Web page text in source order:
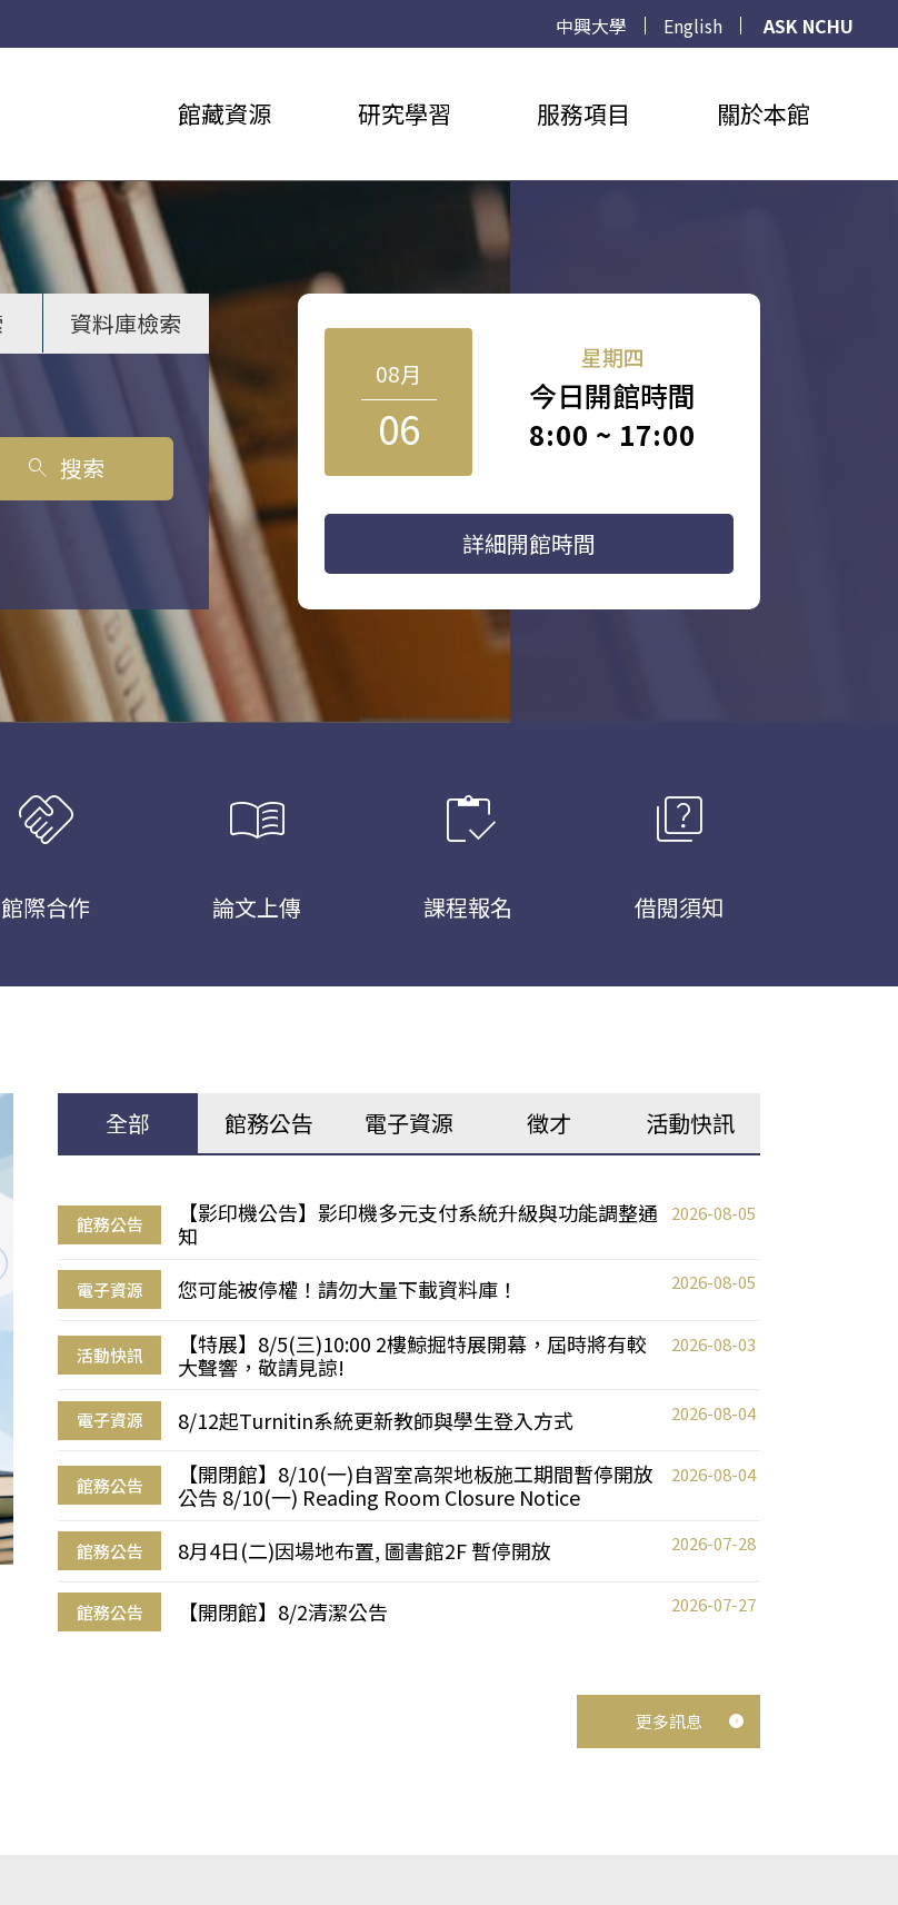
中興大學 English
ASK NCHU
館藏資源 研究學習 服務項目 關於本館
資料庫檢索
search 搜索
08月
06
星期四
今日開館時間
8:00 ~ 17:00
詳細開館時間
handshake
館際合作
menu_book
論文上傳
inventory
課程報名
quiz
借閱須知
全部 館務公告 電子資源 徵才 活動快訊
館務公告
【影印機公告】影印機多元支付系統升級與功能調整通
知
2026-08-05
電子資源 您可能被停權！請勿大量下載資料庫！ 2026-08-05
活動快訊
【特展】8/5(三)10:00 2樓鯨掘特展開幕，屆時將有較
大聲響，敬請見諒!
2026-08-03
電子資源 8/12起Turnitin系統更新教師與學生登入方式 2026-08-04
館務公告
【開閉館】8/10(一)自習室高架地板施工期間暫停開放
公告 8/10(一) Reading Room Closure Notice
2026-08-04
館務公告 8月4日(二)因場地布置, 圖書館2F 暫停開放 2026-07-28
館務公告 【開閉館】8/2清潔公告 2026-07-27
更多訊息